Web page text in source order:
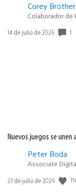
Corey
Colaborador de
Fecha
14 de julio de 2026 1
Nuevos juegos se
Peter Boda
Associate
Fecha
27 de julio de 2026